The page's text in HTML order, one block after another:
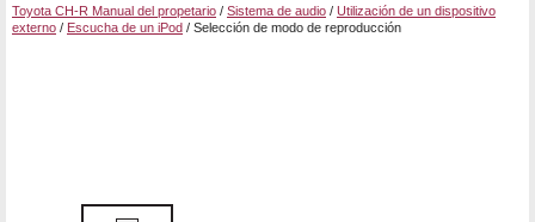
Toyota CH-R Manual del propetario / Sistema de audio / Utilización de un dispositivo
externo / Escucha de un iPod / Selección de modo de reproducción